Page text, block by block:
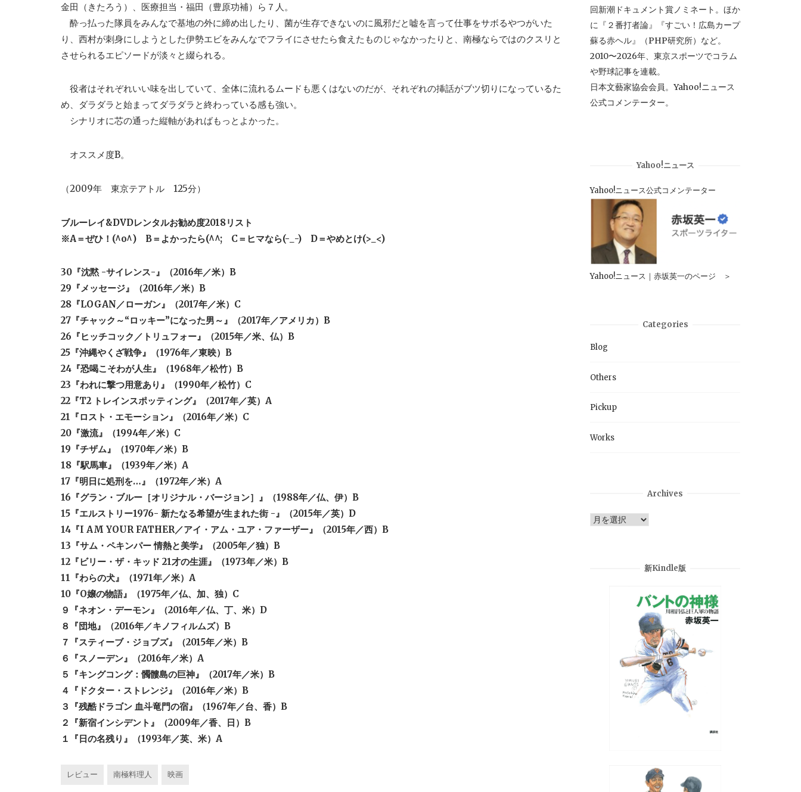
金田（きたろう）、医療担当・福田（豊原功補）ら７人。
酔っ払った隊員をみんなで基地の外に締め出したり、菌が生存できないのに風邪だと嘘を言って仕事をサボるやつがいた
り、西村が刺身にしようとした伊勢エビをみんなでフライにさせたら食えたものじゃなかったりと、南極ならではのクスリと
させられるエピソードが淡々と綴られる。
役者はそれぞれいい味を出していて、全体に流れるムードも悪くはないのだが、それぞれの挿話がブツ切りになっているた
め、ダラダラと始まってダラダラと終わっている感も強い。
シナリオに芯の通った縦軸があればもっとよかった。
オススメ度B。
（2009年 東京テアトル 125分）
ブルーレイ&DVDレンタルお勧め度2018リスト
※A＝ぜひ！(^o^) B＝よかったら(^^; C＝ヒマなら(-_-) D＝やめとけ(>_<)
30『沈黙 -サイレンス-』（2016年／米）B
29『メッセージ』（2016年／米）B
28『LOGAN／ローガン』（2017年／米）C
27『チャック～“ロッキー”になった男～』（2017年／アメリカ）B
26『ヒッチコック／トリュフォー』（2015年／米、仏）B
25『沖縄やくざ戦争』（1976年／東映）B
24『恐喝こそわが人生』（1968年／松竹）B
23『われに撃つ用意あり』（1990年／松竹）C
22『T2 トレインスポッティング』（2017年／英）A
21『ロスト・エモーション』（2016年／米）C
20『激流』（1994年／米）C
19『チザム』（1970年／米）B
18『駅馬車』（1939年／米）A
17『明日に処刑を…』（1972年／米）A
16『グラン・ブルー［オリジナル・バージョン］』（1988年／仏、伊）B
15『エルストリー1976- 新たなる希望が生まれた街 -』（2015年／英）D
14『I AM YOUR FATHER／アイ・アム・ユア・ファーザー』（2015年／西）B
13『サム・ペキンパー 情熱と美学』（2005年／独）B
12『ビリー・ザ・キッド 21才の生涯』（1973年／米）B
11『わらの犬』（1971年／米）A
10『O嬢の物語』（1975年／仏、加、独）C
９『ネオン・デーモン』（2016年／仏、丁、米）D
８『団地』（2016年／キノフィルムズ）B
７『スティーブ・ジョブズ』（2015年／米）B
６『スノーデン』（2016年／米）A
５『キングコング：髑髏島の巨神』（2017年／米）B
４『ドクター・ストレンジ』（2016年／米）B
３『残酷ドラゴン 血斗竜門の宿』（1967年／台、香）B
２『新宿インシデント』（2009年／香、日）B
１『日の名残り』（1993年／英、米）A
レビュー 南極料理人 映画
回新潮ドキュメント賞ノミネート。ほか
に『２番打者論』『すごい！広島カープ
蘇る赤ヘル』（PHP研究所）など。
2010〜2026年、東京スポーツでコラム
や野球記事を連載。
日本文藝家協会会員。Yahoo!ニュース
公式コメンテーター。
Yahoo!ニュース
Yahoo!ニュース公式コメンテーター
Yahoo!ニュース｜赤坂英一のページ ＞
Categories
Blog
Others
Pickup
Works
Archives
Archives
新Kindle版